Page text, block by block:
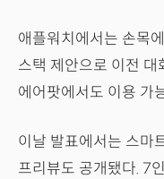
애플워치에서는 손목
스택 제안으로 이전 대
에어팟에서도 이용 가
이날 발표에서는 스마
프리뷰도 공개됐다. 7